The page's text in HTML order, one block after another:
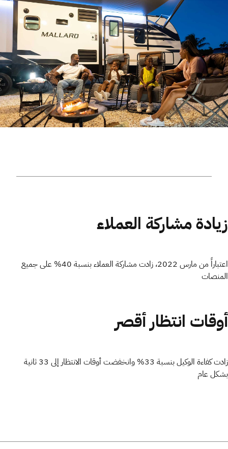
زيادة مشاركة العملاء
اعتباراً من مارس 2022، زادت مشاركة العملاء بنسبة 40%
على جميع
المنصات
أوقات انتظار أقصر
زادت كفاءة الوكيل بنسبة 33% وانخفضت أوقات الانتظار إلى 33 ثانية
بشكل عام